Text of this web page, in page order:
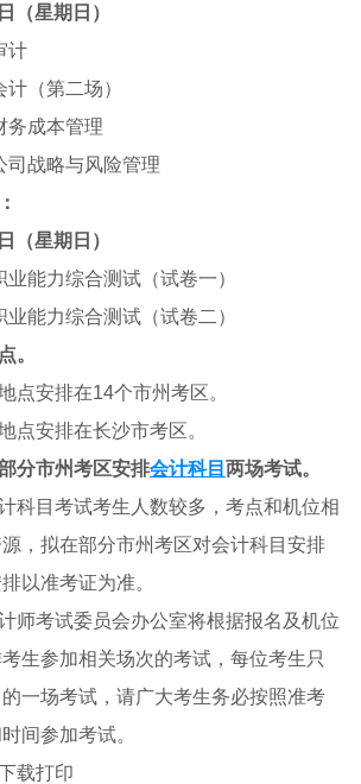
（星期日）
计
（第二场）
务成本管理
司战略与风险管理
（星期日）
能力综合测试（试卷一）
业能力综合测试（试卷二）
。
点安排在14个市州考区。
点安排在长沙市考区。
分市州考区安排会计科目 两场考试。
科目考试考生人数较多，考点和机位相
，拟在部分市州考区对会计科目安排
以准考证为准。
师考试委员会办公室将根据报名及机位
生参加相关场次的考试，每位考生只
一场考试，请广大考生务必按照准考
间参加考试。
载打印